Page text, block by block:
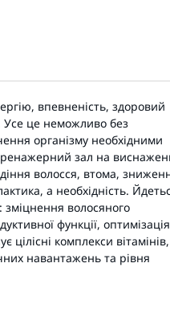
впевненість, здоровий
Усе це неможливо без
організму необхідними
зал на
волосся, втома,
а необхідність.
зміцнення волосяного
функції, оптимізація
комплекси вітамінів,
навантажень та рівня